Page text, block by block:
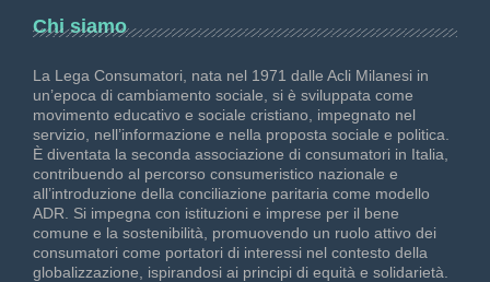
Chi siamo
La Lega Consumatori, nata nel 1971 dalle Acli Milanesi in
un’epoca di cambiamento sociale, si è sviluppata come
movimento educativo e sociale cristiano, impegnato nel
servizio, nell’informazione e nella proposta sociale e politica.
È diventata la seconda associazione di consumatori in Italia,
contribuendo al percorso consumeristico nazionale e
all’introduzione della conciliazione paritaria come modello
ADR. Si impegna con istituzioni e imprese per il bene
comune e la sostenibilità, promuovendo un ruolo attivo dei
consumatori come portatori di interessi nel contesto della
globalizzazione, ispirandosi ai principi di equità e solidarietà.